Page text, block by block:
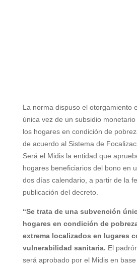
La norma dispuso el otorgamiento
única vez de un subsidio
los hogares en condición de
de acuerdo al Sistema de
Será el Midis la entidad que
hogares beneficiarios del bono en
dos días calendario, a partir de la
publicación del decreto.
“Se trata de una subvención
hogares en condición de
extrema localizados en lugares
vulnerabilidad sanitaria. El
será aprobado por el Midis en